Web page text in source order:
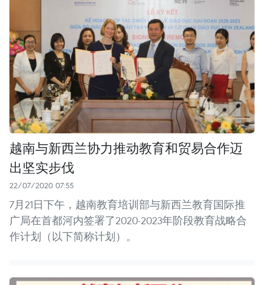
越南与新西兰协力推动教育和贸易合作迈
出坚实步伐
22/07/2020 07:55
7月21日下午，越南教育培训部与新西兰教育国际推
广局在首都河内签署了2020-2023年阶段教育战略合
作计划（以下简称计划）。